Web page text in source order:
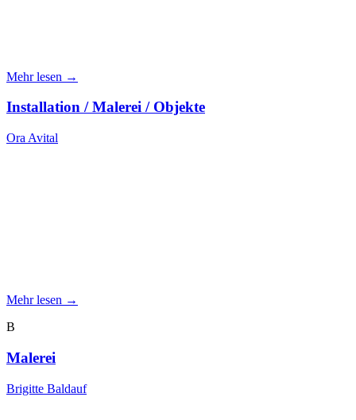
Mehr lesen →
Installation / Malerei / Objekte
Ora Avital
Mehr lesen →
B
Malerei
Brigitte Baldauf